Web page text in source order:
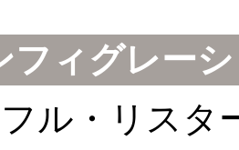
ィグレーシ
ル・リスタ